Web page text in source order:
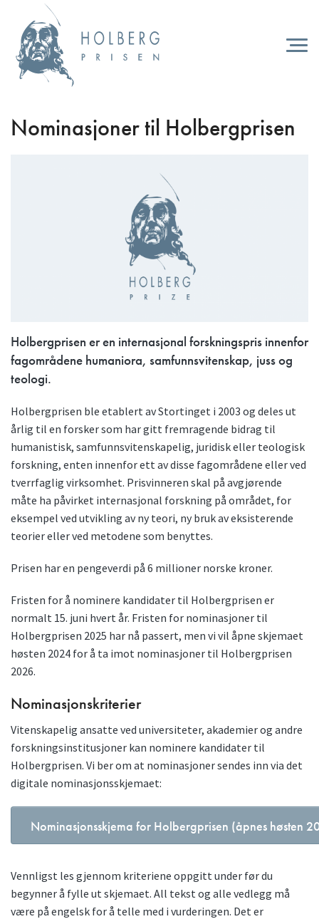
hovedinnhold
Nominasjoner til Holbergprisen
Holbergprisen er en internasjonal forskningspris innenfor
fagområdene humaniora, samfunnsvitenskap, juss og
teologi.
Holbergprisen ble etablert av Stortinget i 2003 og deles ut
årlig til en forsker som har gitt fremragende bidrag til
humanistisk, samfunnsvitenskapelig, juridisk eller teologisk
forskning, enten innenfor ett av disse fagområdene eller ved
tverrfaglig virksomhet. Prisvinneren skal på avgjørende
måte ha påvirket internasjonal forskning på området, for
eksempel ved utvikling av ny teori, ny bruk av eksisterende
teorier eller ved metodene som benyttes.
Prisen har en pengeverdi på 6 millioner norske kroner.
Fristen for å nominere kandidater til Holbergprisen er
normalt 15. juni hvert år. Fristen for nominasjoner til
Holbergprisen 2025 har nå passert, men vi vil åpne skjemaet
høsten 2024 for å ta imot nominasjoner til Holbergprisen
2026.
Nominasjonskriterier
Vitenskapelig ansatte ved universiteter, akademier og andre
forskningsinstitusjoner kan nominere kandidater til
Holbergprisen. Vi ber om at nominasjoner sendes inn via det
digitale nominasjonsskjemaet:
Nominasjonsskjema for Holbergprisen (åpnes høsten
Vennligst les gjennom kriteriene oppgitt under før du
begynner å fylle ut skjemaet. All tekst og alle vedlegg må
være på engelsk for å telle med i vurderingen. Det er